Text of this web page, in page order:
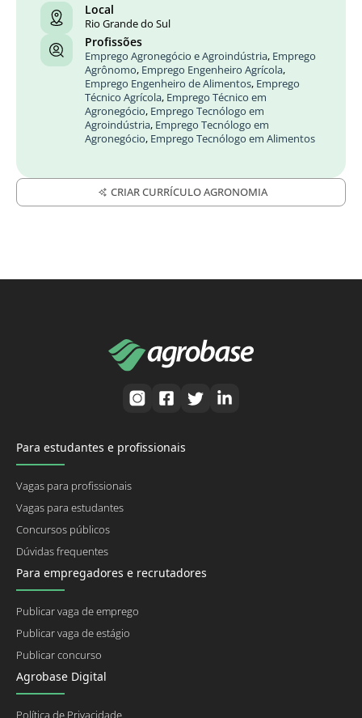
Local
Rio Grande do Sul
Profissões
Emprego Agronegócio e Agroindústria, Emprego
Agrônomo, Emprego Engenheiro Agrícola,
Emprego Engenheiro de Alimentos, Emprego
Técnico Agrícola, Emprego Técnico em
Agronegócio, Emprego Tecnólogo em
Agroindústria, Emprego Tecnólogo em
Agronegócio, Emprego Tecnólogo em Alimentos
CRIAR CURRÍCULO AGRONOMIA
Para estudantes e profissionais
Vagas para profissionais
Vagas para estudantes
Concursos públicos
Dúvidas frequentes
Para empregadores e recrutadores
Publicar vaga de emprego
Publicar vaga de estágio
Publicar concurso
Agrobase Digital
Política de Privacidade